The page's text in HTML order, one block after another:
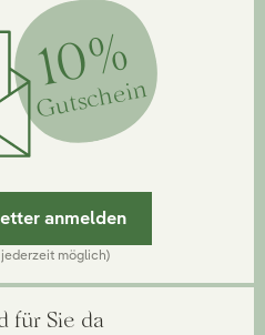
10%
Gutschein
anmelden
möglich)
für Sie da